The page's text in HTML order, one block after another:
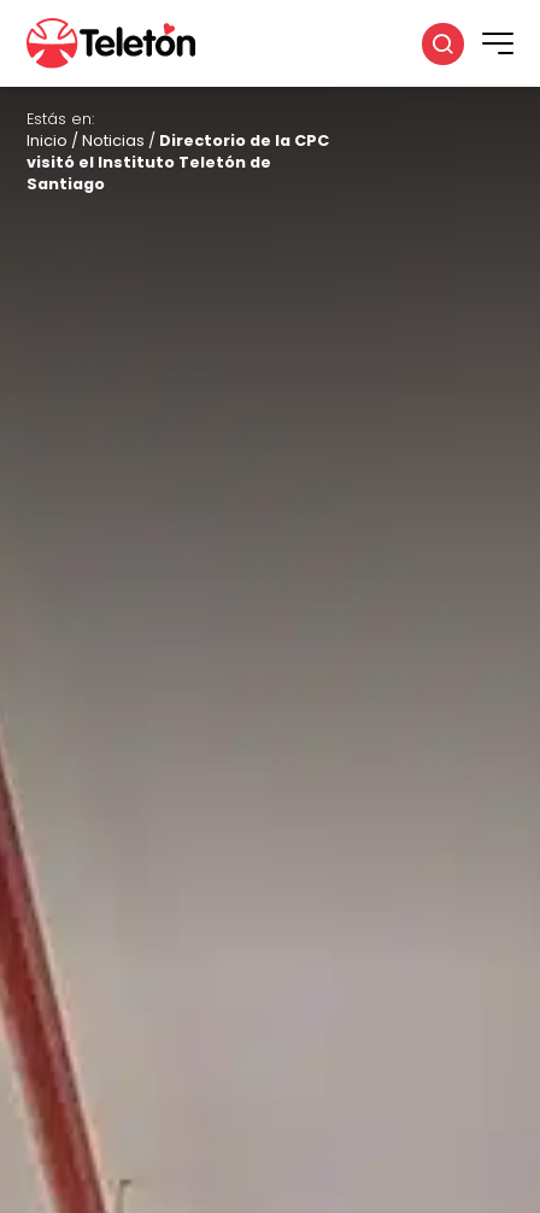
Estás en:
Inicio /Noticias / Directorio de la CPC
visitó el Instituto Teletón de
Santiago